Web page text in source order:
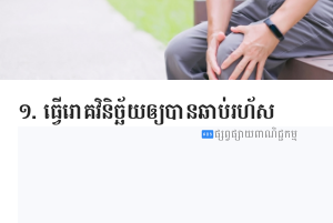
១. ធ្វើ​រោគវិនិច្ឆ័យ​ឲ្យ​បាន​ឆាប់​រហ័ស
ផ្សព្វផ្សាយពាណិជ្ជកម្ម